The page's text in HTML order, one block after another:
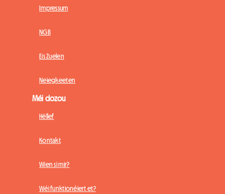
Impressum
NGB
Eis Zuelen
Neiegkeeten
Méi dozou
Hëllef
Kontakt
Wien si mir?
Wéi funktionéiert et?